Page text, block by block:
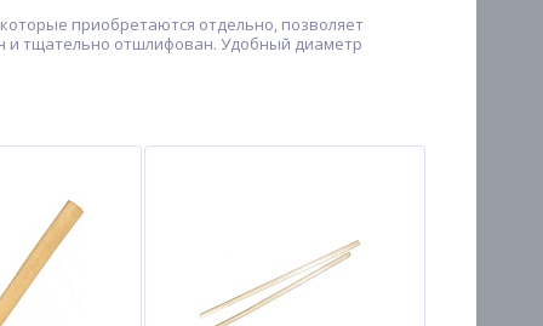
приобретаются отдельно, позволяет
и тщательно отшлифован. Удобный диаметр